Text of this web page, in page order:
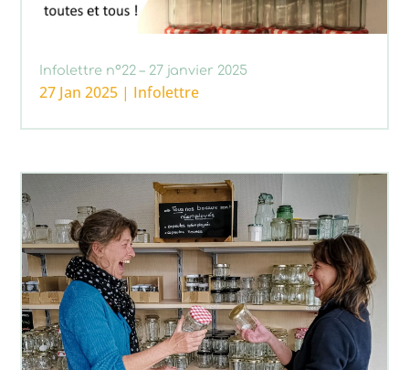
Infolettre n°22 – 27 janvier 2025
27 Jan 2025 | Infolettre